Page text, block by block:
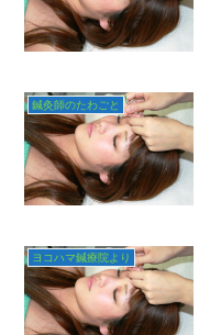
鍼灸師のたわごと
ヨコハマ鍼療院より